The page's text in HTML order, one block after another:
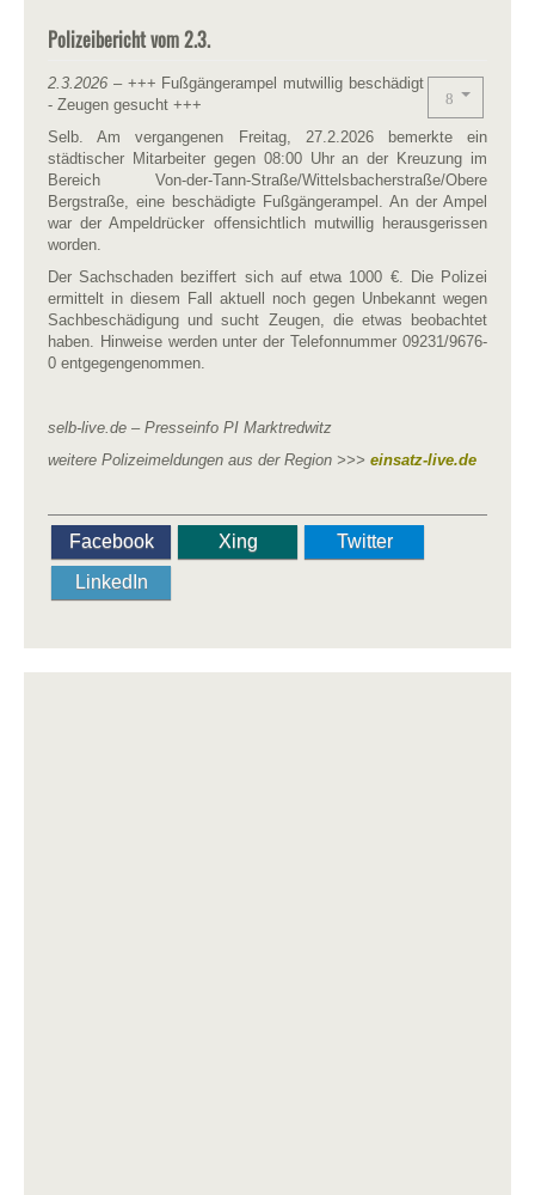
Polizeibericht vom 2.3.
2.3.2026 – +++ Fußgängerampel mutwillig beschädigt
- Zeugen gesucht +++
Selb. Am vergangenen Freitag, 27.2.2026 bemerkte ein
städtischer Mitarbeiter gegen 08:00 Uhr an der Kreuzung im
Bereich Von-der-Tann-Straße/Wittelsbacherstraße/Obere
Bergstraße, eine beschädigte Fußgängerampel. An der Ampel
war der Ampeldrücker offensichtlich mutwillig herausgerissen
worden.
Der Sachschaden beziffert sich auf etwa 1000 €. Die Polizei
ermittelt in diesem Fall aktuell noch gegen Unbekannt wegen
Sachbeschädigung und sucht Zeugen, die etwas beobachtet
haben. Hinweise werden unter der Telefonnummer 09231/9676-
0 entgegengenommen.
selb-live.de – Presseinfo PI Marktredwitz
weitere Polizeimeldungen aus der Region >>> einsatz-live.de
Facebook Xing
Twitter
LinkedIn